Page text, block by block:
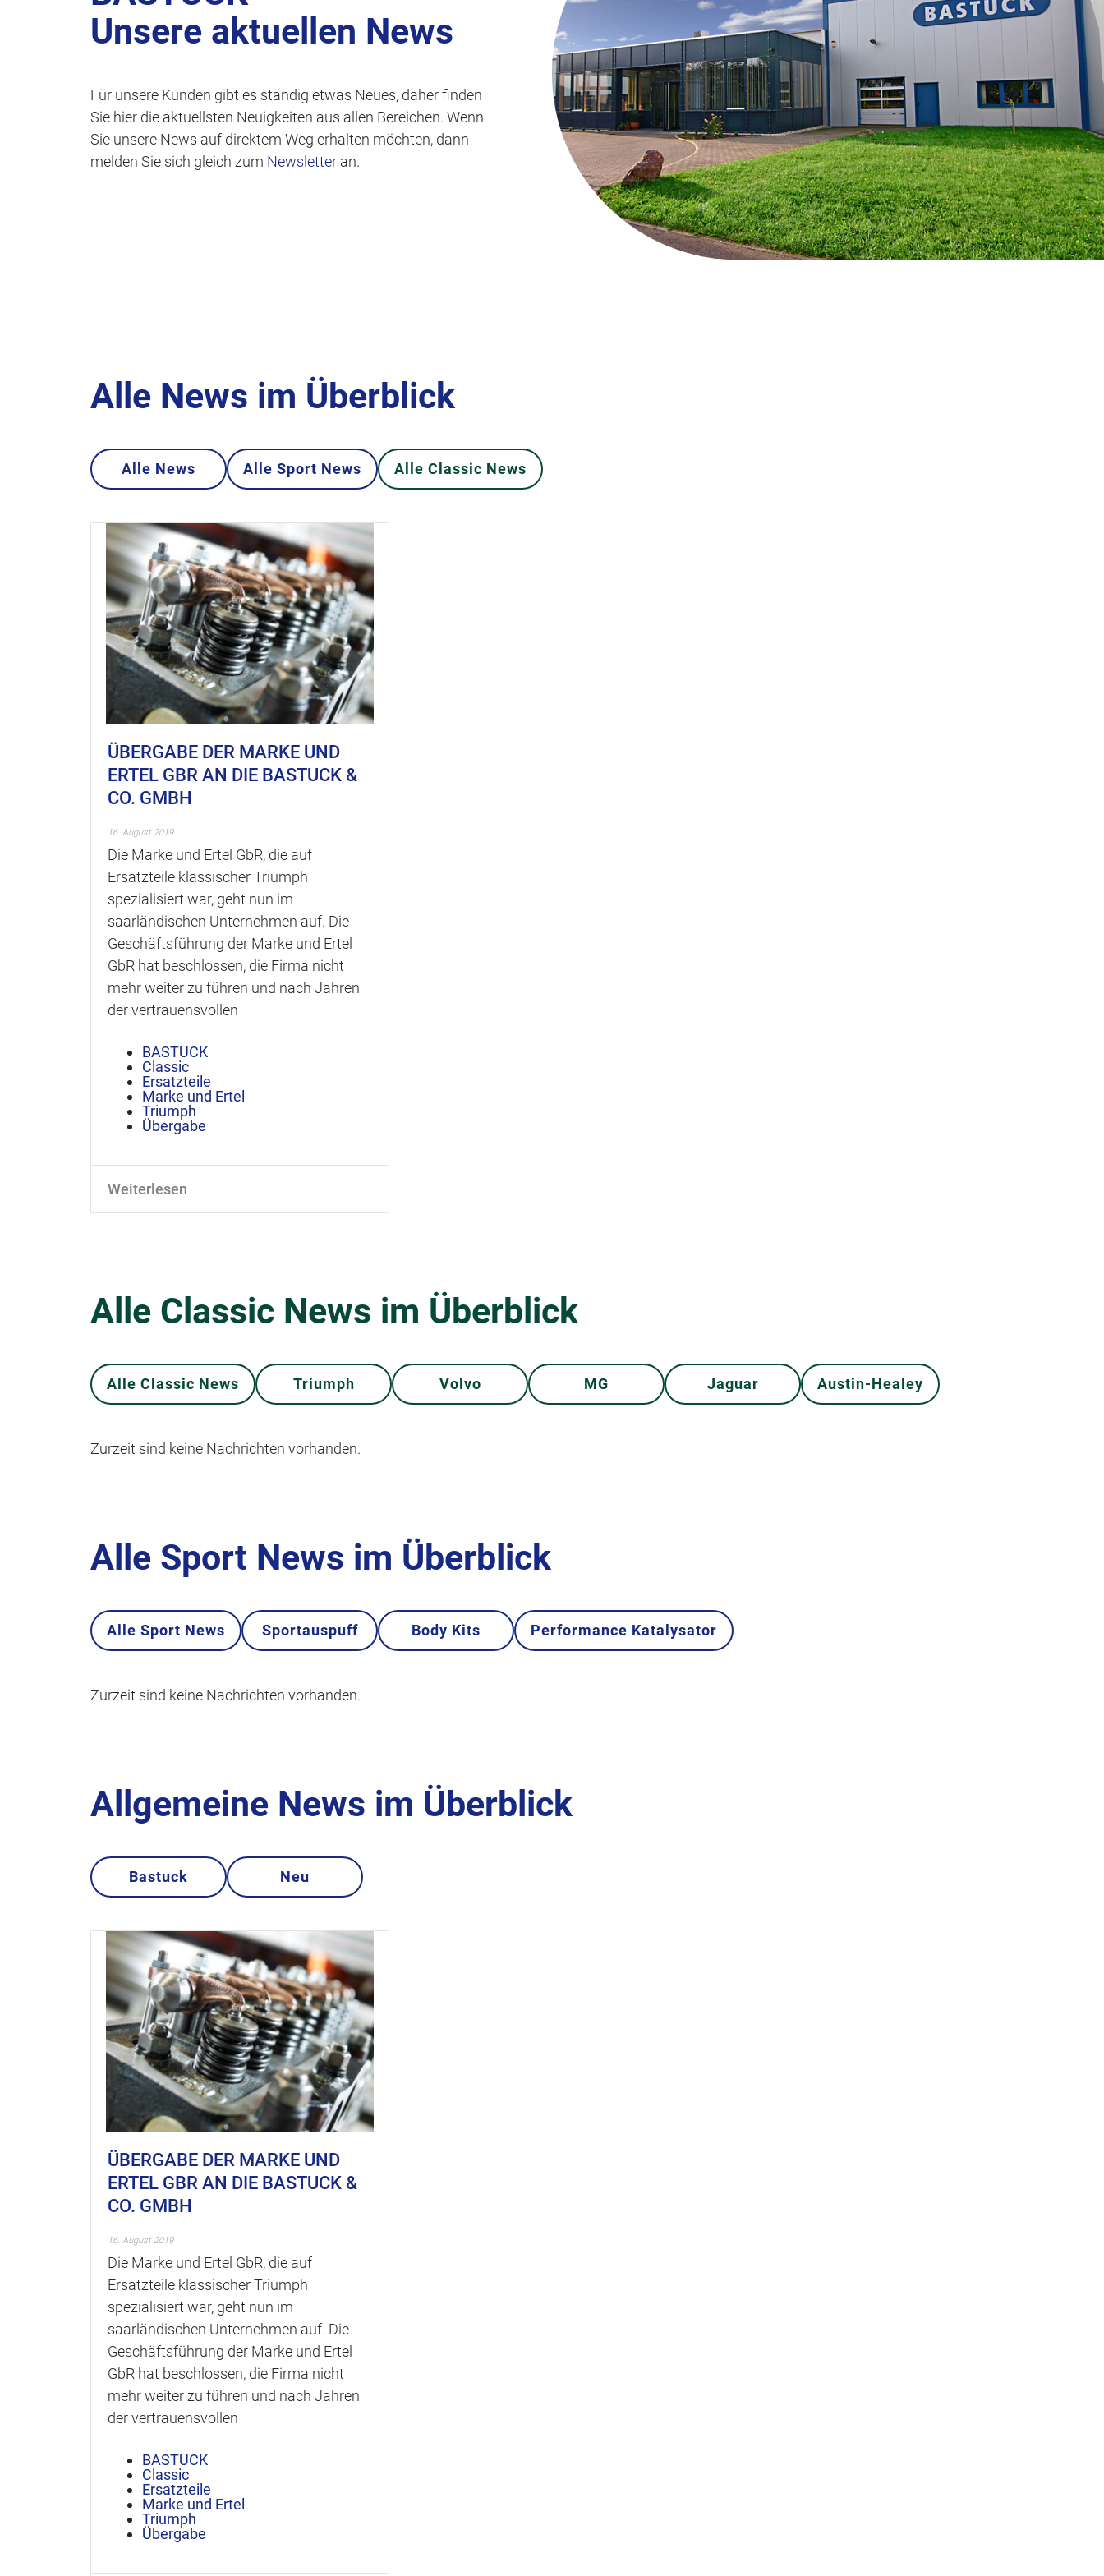
p
n
g
Unsere aktuellen News
Für unsere Kunden gibt es ständig etwas Neues, daher finden
Sie hier die aktuellsten Neuigkeiten aus allen Bereichen. Wenn
Sie unsere News auf direktem Weg erhalten möchten, dann
melden Sie sich gleich zum Newsletter an.
Alle News im Überblick
Alle News Alle Sport News Alle Classic News
ÜBERGABE DER MARKE UND
ERTEL GBR AN DIE BASTUCK &
CO. GMBH
16. August 2019
Die Marke und Ertel GbR, die auf
Ersatzteile klassischer Triumph
spezialisiert war, geht nun im
saarländischen Unternehmen auf. Die
Geschäftsführung der Marke und Ertel
GbR hat beschlossen, die Firma nicht
mehr weiter zu führen und nach Jahren
der vertrauensvollen
BASTUCK
Classic
Ersatzteile
Marke und Ertel
Triumph
Übergabe
Weiterlesen
Alle Classic News im Überblick
Alle Classic News Triumph Volvo MG Jaguar Austin-Healey
Zurzeit sind keine Nachrichten vorhanden.
Alle Sport News im Überblick
Alle Sport News Sportauspuff Body Kits Performance Katalysator
Zurzeit sind keine Nachrichten vorhanden.
Allgemeine News im Überblick
Bastuck Neu
ÜBERGABE DER MARKE UND
ERTEL GBR AN DIE BASTUCK &
CO. GMBH
16. August 2019
Die Marke und Ertel GbR, die auf
Ersatzteile klassischer Triumph
spezialisiert war, geht nun im
saarländischen Unternehmen auf. Die
Geschäftsführung der Marke und Ertel
GbR hat beschlossen, die Firma nicht
mehr weiter zu führen und nach Jahren
der vertrauensvollen
BASTUCK
Classic
Ersatzteile
Marke und Ertel
Triumph
Übergabe